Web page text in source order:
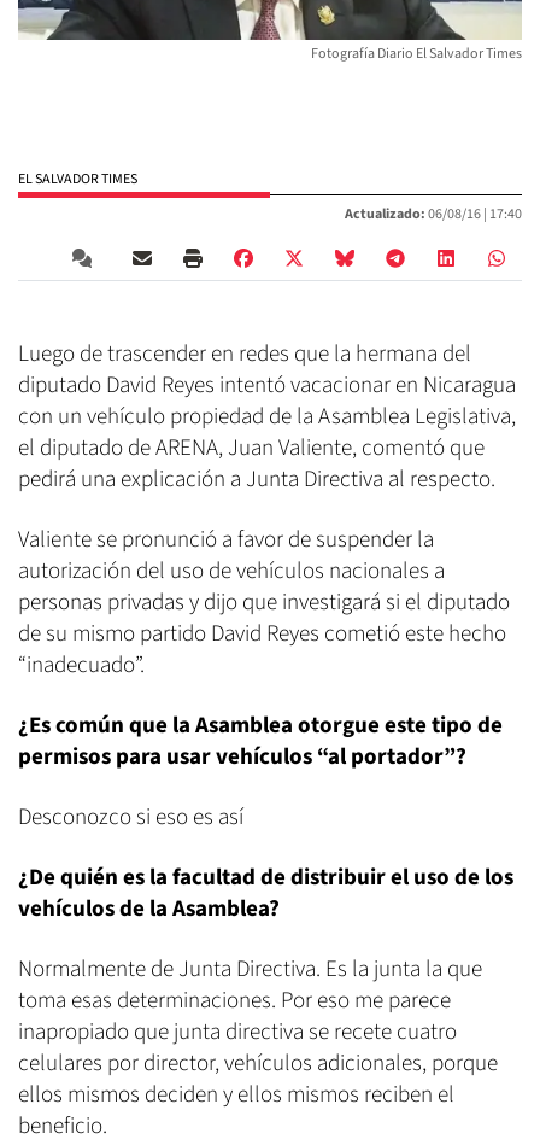
Fotografía Diario El Salvador Times
EL SALVADOR TIMES
Actualizado:06/08/16 | 17:40
Luego de trascender en redes que la hermana del
diputado David Reyes intentó vacacionar en Nicaragua
con un vehículo propiedad de la Asamblea Legislativa,
el diputado de ARENA, Juan Valiente, comentó que
pedirá una explicación a Junta Directiva al respecto.
Valiente se pronunció a favor de suspender la
autorización del uso de vehículos nacionales a
personas privadas y dijo que investigará si el diputado
de su mismo partido David Reyes cometió este hecho
“inadecuado”.
¿Es común que la Asamblea otorgue este tipo de
permisos para usar vehículos “al portador”?
Desconozco si eso es así
¿De quién es la facultad de distribuir el uso de los
vehículos de la Asamblea?
Normalmente de Junta Directiva. Es la junta la que
toma esas determinaciones. Por eso me parece
inapropiado que junta directiva se recete cuatro
celulares por director, vehículos adicionales, porque
ellos mismos deciden y ellos mismos reciben el
beneficio.